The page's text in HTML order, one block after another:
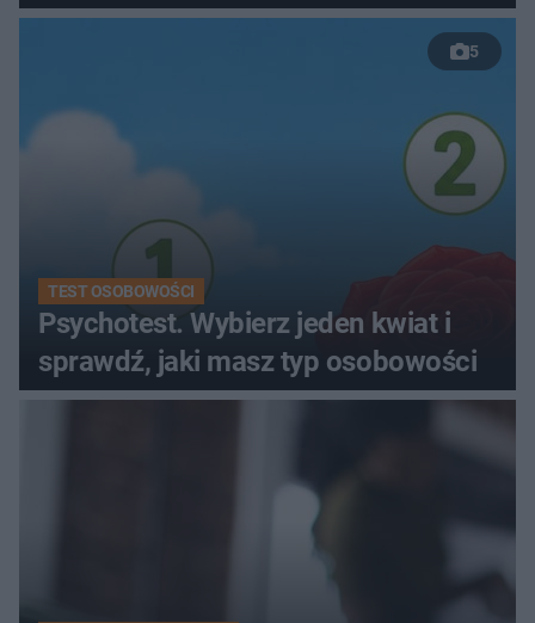
kobiety
5
TEST OSOBOWOŚCI
Psychotest. Wybierz jeden kwiat i
sprawdź, jaki masz typ osobowości